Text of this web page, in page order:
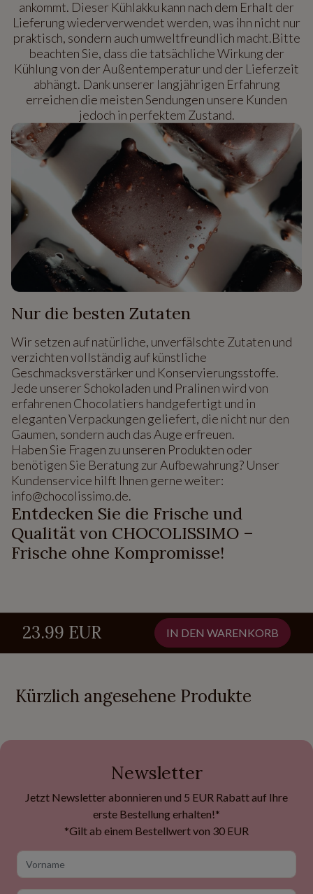
ankommt. Dieser Kühlakku kann nach dem Erhalt der
Lieferung wiederverwendet werden, was ihn nicht nur
praktisch, sondern auch umweltfreundlich macht.Bitte
beachten Sie, dass die tatsächliche Wirkung der
Kühlung von der Außentemperatur und der Lieferzeit
abhängt. Dank unserer langjährigen Erfahrung
erreichen die meisten Sendungen unsere Kunden
jedoch in perfektem Zustand.
Nur die besten Zutaten
Wir setzen auf natürliche, unverfälschte Zutaten und
verzichten vollständig auf künstliche
Geschmacksverstärker und Konservierungsstoffe.
Jede unserer Schokoladen und Pralinen wird von
erfahrenen Chocolatiers handgefertigt und in
eleganten Verpackungen geliefert, die nicht nur den
Gaumen, sondern auch das Auge erfreuen.
Haben Sie Fragen zu unseren Produkten oder
benötigen Sie Beratung zur Aufbewahrung? Unser
Kundenservice hilft Ihnen gerne weiter:
info@chocolissimo.de.
Entdecken Sie die Frische und
Qualität von CHOCOLISSIMO –
Frische ohne Kompromisse!
23.99 EUR IN DEN WARENKORB
Kürzlich angesehene Produkte
Newsletter
Jetzt Newsletter abonnieren und 5 EUR Rabatt auf Ihre
erste Bestellung erhalten!*
*Gilt ab einem Bestellwert von 30 EUR